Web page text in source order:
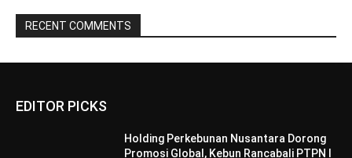
RECENT COMMENTS
EDITOR PICKS
Holding Perkebunan Nusantara Dorong
Promosi Global, Kebun Rancabali PTPN I